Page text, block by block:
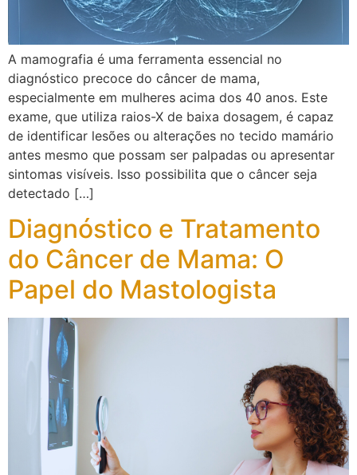
A mamografia é uma ferramenta essencial no
diagnóstico precoce do câncer de mama,
especialmente em mulheres acima dos 40 anos. Este
exame, que utiliza raios-X de baixa dosagem, é capaz
de identificar lesões ou alterações no tecido mamário
antes mesmo que possam ser palpadas ou apresentar
sintomas visíveis. Isso possibilita que o câncer seja
detectado […]
Diagnóstico e Tratamento
do Câncer de Mama: O
Papel do Mastologista